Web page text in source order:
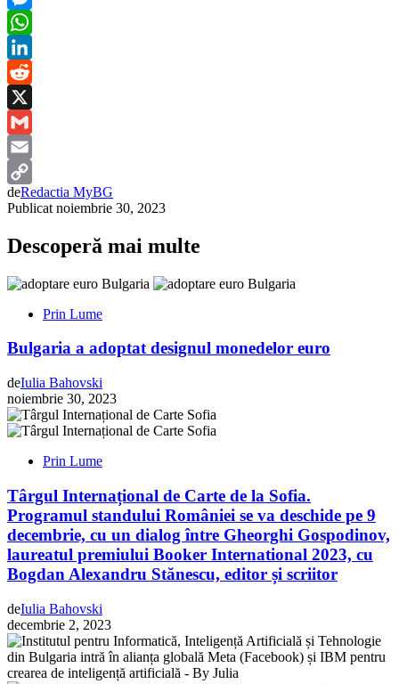
Messenger
WhatsApp
LinkedIn
Reddit
X
Gmail
Email
Copy
deRedactia MyBG
Publicat noiembrie 30, 2023
Descoperă mai multe
Prin Lume
Bulgaria a adoptat designul monedelor euro
deIulia Bahovski
noiembrie 30, 2023
Prin Lume
Târgul Internațional de Carte de la Sofia.
Programul standului României se va deschide pe 9
decembrie, cu un dialog între Gheorghi Gospodinov,
laureatul premiului Booker International 2023, cu
Bogdan Alexandru Stănescu, editor și scriitor
deIulia Bahovski
decembrie 2, 2023